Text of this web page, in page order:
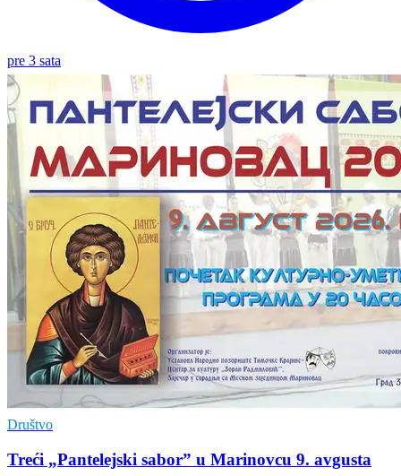
pre 3 sata
Društvo
Treći „Pantelejski sabor” u Marinovcu 9. avgusta